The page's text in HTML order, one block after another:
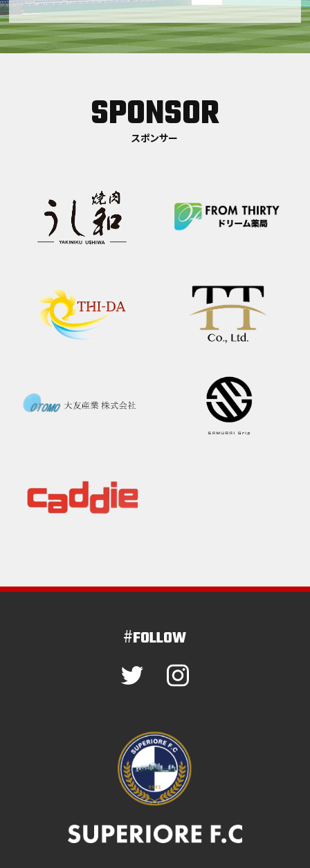
SPONSOR
スポンサー
#FOLLOW